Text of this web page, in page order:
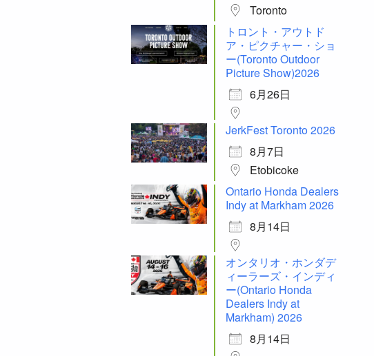
Toronto
トロント・アウトド
ア・ピクチャー・ショ
ー(Toronto Outdoor
Picture Show)2026
6月26日
JerkFest Toronto 2026
8月7日
Etobicoke
Ontario Honda Dealers
Indy at Markham 2026
8月14日
オンタリオ・ホンダデ
ィーラーズ・インディ
ー(Ontario Honda
Dealers Indy at
Markham) 2026
8月14日